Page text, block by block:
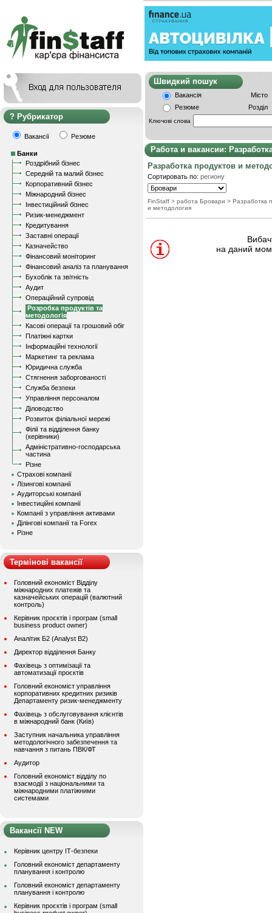
Рубрикатор
Вакансії Резюме
Банки
Роздрібний бізнес
Середній та малий бізнес
Корпоративний бізнес
Міжнародний бізнес
Інвестиційний бізнес
Ризик-менеджмент
Кредитування
Заставні операції
Казначейство
Фінансовий моніторинг
Фінансовий аналіз та планування
Бухоблік та звітність
Аудит
Операційний супровід
Розробка продуктів та
методологія
Касові операції та грошовий обіг
Платіжні картки
Інформаційні технології
Маркетинг та реклама
Юридична служба
Стягнення заборгованості
Служба безпеки
Управління персоналом
Діловодство
Розвиток філіальної мережі
Філії та відділення банку
(керівники)
Адміністративно-господарська
частина
Різне
Страхові компанії
Лізингові компанії
Аудиторські компанії
Інвестиційні компанії
Компанії з управління активами
Ділінгові компанії та Forex
Різне
Термінові вакансії
Головний економіст Відділу
міжнародних платежів та
казначейських операцій (валютний
контроль)
Керівник проєктів і програм (small
business product owner)
Аналітик Б2 (Analyst B2)
Директор відділення Банку
Фахівець з оптимізації та
автоматизації проєктів
Головний економіст управління
корпоративних кредитних ризиків
Департаменту ризик-менеджменту
Фахівець з обслуговування клієнтів
в міжнародний банк (Київ)
Заступник начальника управління
методологічного забезпечення та
навчання з питань ПВК/ФТ
Аудитор
Головний економіст відділу по
взаємодії з національними та
міжнародними платіжними
системами
Вакансії NEW
Керівник центру ІТ-безпеки
Головний економіст департаменту
планування і контролю
Головний економіст департаменту
планування і контролю
Керівник проєктів і програм (small
Швидкий
Вакансія
Місто
Резюме
Розділ
Ключові слова
Работа и вакансии:
Разработка продуктов и
Сортировать по: региону
FinStaff > работа Бровари > Разработка
и методология
на даний